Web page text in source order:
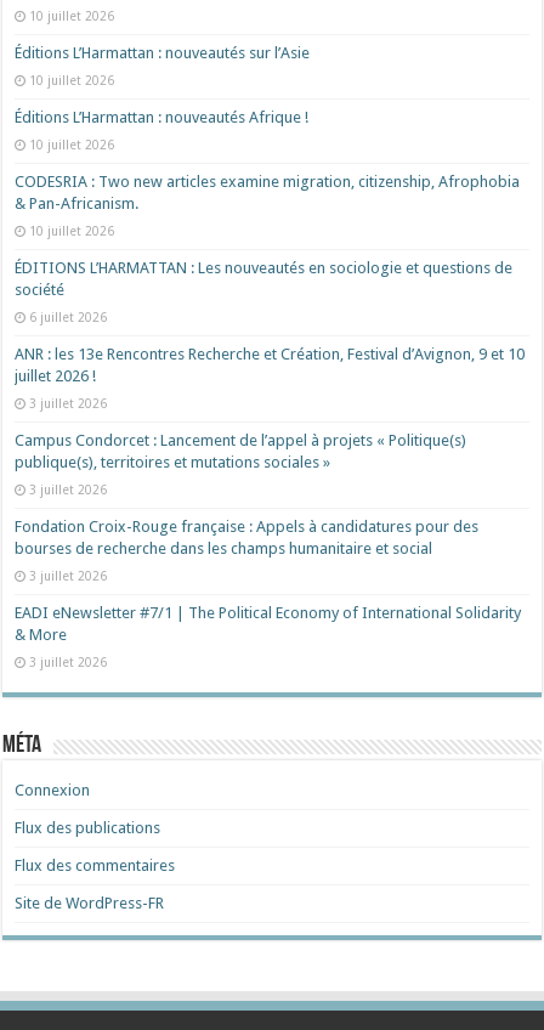
10 juillet 2026
Éditions L’Harmattan : nouveautés sur l’Asie
10 juillet 2026
Éditions L’Harmattan : nouveautés Afrique !​
10 juillet 2026
CODESRIA : Two new articles examine migration, citizenship, Afrophobia
& Pan-Africanism.
10 juillet 2026
ÉDITIONS L’HARMATTAN : Les nouveautés en sociologie et questions de
société
6 juillet 2026
ANR : les 13e Rencontres Recherche et Création, Festival d’Avignon, 9 et 10
juillet 2026 !
3 juillet 2026
Campus Condorcet : Lancement de l’appel à projets « Politique(s)
publique(s), territoires et mutations sociales »
3 juillet 2026
Fondation Croix-Rouge française : Appels à candidatures pour des
bourses de recherche dans les champs humanitaire et social
3 juillet 2026
EADI eNewsletter #7/1 | The Political Economy of International Solidarity
& More
3 juillet 2026
Méta
Connexion
Flux des publications
Flux des commentaires
Site de WordPress-FR